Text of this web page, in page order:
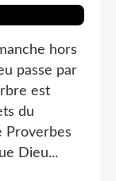
hors
passe par
est
du
Proverbes
Dieu...